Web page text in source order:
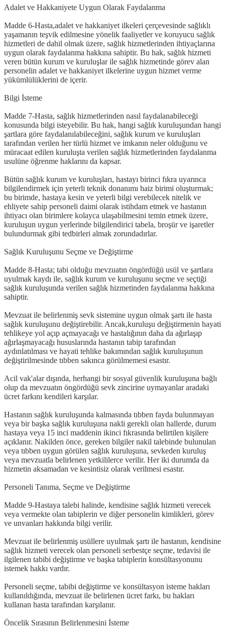
Adalet ve Hakkaniyete Uygun Olarak Faydalanma
Madde 6-Hasta,adalet ve hakkaniyet ilkeleri çerçevesinde sağlıklı
yaşamanın teşvik edilmesine yönelik faaliyetler ve koruyucu sağlık
hizmetleri de dahil olmak üzere, sağlık hizmetlerinden ihtiyaçlarına
uygun olarak faydalanma hakkına sahiptir. Bu hak, sağlık hizmeti
veren bütün kurum ve kuruluşlar ile sağlık hizmetinde görev alan
personelin adalet ve hakkaniyet ilkelerine uygun hizmet verme
yükümlülüklerini de içerir.
Bilgi İsteme
Madde 7-Hasta, sağlık hizmetlerinden nasıl faydalanabileceği
konusunda bilgi isteyebilir. Bu hak, hangi sağlık kuruluşundan hangi
şartlara göre faydalanılabileceğini, sağlık kurum ve kuruluşları
tarafından verilen her türlü hizmet ve imkanın neler olduğunu ve
müracaat edilen kuruluşta verilen sağlık hizmetlerinden faydalanma
usulüne öğrenme haklarını da kapsar.
Bütün sağlık kurum ve kuruluşları, hastayı birinci fıkra uyarınca
bilgilendirmek için yeterli teknik donanımı haiz birimi oluşturmak;
bu birimde, hastaya kesin ve yeterli bilgi verebilecek nitelik ve
ehliyete sahip personeli daimi olarak istihdam etmek ve hastanın
ihtiyacı olan birimlere kolayca ulaşabilmesini temin etmek üzere,
kuruluşun uygun yerlerinde bilgilendirici tabela, broşür ve işaretler
bulundurmak gibi tedbirleri almak zorundadırlar.
Sağlık Kuruluşunu Seçme ve Değiştirme
Madde 8-Hasta; tabi olduğu mevzuatın öngördüğü usül ve şartlara
uyulmak kaydı ile, sağlık kurum ve kuruluşunu seçme ve seçtiği
sağlık kuruluşunda verilen sağlık hizmetinden faydalanma hakkına
sahiptir.
Mevzuat ile belirlenmiş sevk sistemine uygun olmak şartı ile hasta
sağlık kuruluşunu değiştirebilir. Ancak,kuruluşu değiştirmenin hayati
tehlikeye yol açıp açmayacağı ve hastalığının daha da ağırlaşıp
ağırlaşmayacağı hususlarında hastanın tabip tarafından
aydınlatılması ve hayati tehlike bakımından sağlık kuruluşunun
değiştirilmesinde tıbben sakınca görülmemesi esastır.
Acil vak'alar dışında, herhangi bir sosyal güvenlik kuruluşuna bağlı
olup da mevzuatın öngördüğü sevk zincirine uymayanlar aradaki
ücret farkını kendileri karşılar.
Hastanın sağlık kuruluşunda kalmasında tıbben fayda bulunmayan
veya bir başka sağlık kuruluşuna nakli gerekli olan hallerde, durum
hastaya veya 15 inci maddenin ikinci fıkrasında belirtilen kişilere
açıklanır. Nakilden önce, gereken bilgiler nakil talebinde bulunulan
veya tıbben uygun görülen sağlık kuruluşuna, sevkeden kuruluş
veya mevzuatla belirlenen yetkililerce verilir. Her iki durumda da
hizmetin aksamadan ve kesintisiz olarak verilmesi esastır.
Personeli Tanıma, Seçme ve Değiştirme
Madde 9-Hastaya talebi halinde, kendisine sağlık hizmeti verecek
veya vermekte olan tabiplerin ve diğer personelin kimlikleri, görev
ve unvanları hakkında bilgi verilir.
Mevzuat ile belirlenmiş usüllere uyulmak şartı ile hastanın, kendisine
sağlık hizmeti verecek olan personeli serbestçe seçme, tedavisi ile
ilgilenen tabibi değiştirme ve başka tabiplerin konsültasyonunu
istemek hakkı vardır.
Personeli seçme, tabibi değiştirme ve konsültasyon isteme hakları
kullanıldığında, mevzuat ile belirlenen ücret farkı, bu hakları
kullanan hasta tarafından karşılanır.
Öncelik Sırasının Belirlenmesini İsteme